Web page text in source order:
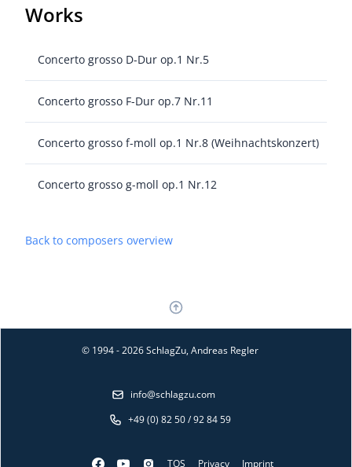
Works
Concerto grosso D-Dur op.1 Nr.5
Concerto grosso F-Dur op.7 Nr.11
Concerto grosso f-moll op.1 Nr.8 (Weihnachtskonzert)
Concerto grosso g-moll op.1 Nr.12
Back to composers overview
© 1994 - 2026 SchlagZu, Andreas Regler
info@schlagzu.com
+49 (0) 82 50 / 92 84 59
TOS Privacy Imprint